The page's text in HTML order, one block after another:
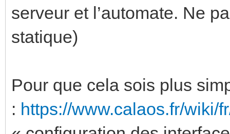
serveur et l’automate. Ne
statique)
Pour que cela sois plus
: https://www.calaos.fr/wiki/